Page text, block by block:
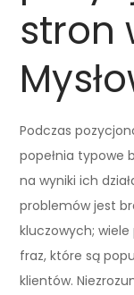
stron
Podczas
popełnia typowe
na wyniki ich
problemów jest
kluczowych;
fraz, które są
klientów.